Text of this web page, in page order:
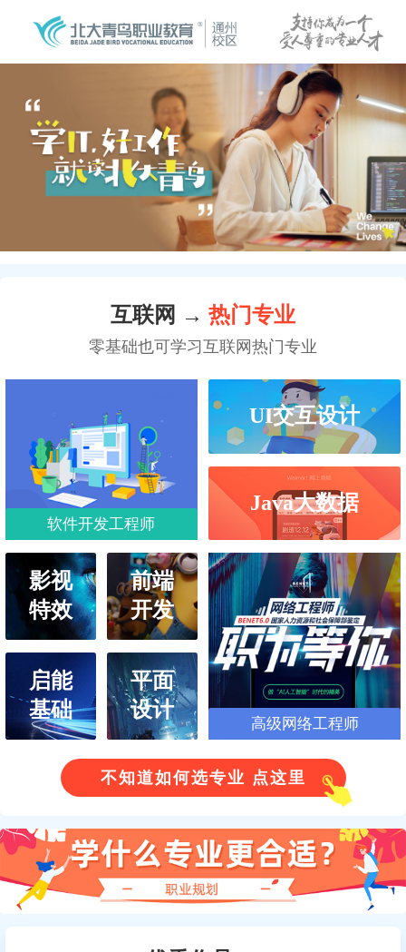
互联网 → 热门专业
零基础也可学习互联网热门专业
软件开发工程师
UI交互设计
Java大数据
影视
特效
前端
开发
启能
基础
平面
设计
高级网络工程师
不知道如何选专业 点这里